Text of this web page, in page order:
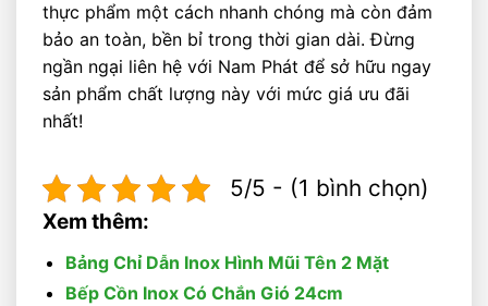
thực phẩm một cách nhanh chóng mà còn đảm
bảo an toàn, bền bỉ trong thời gian dài. Đừng
ngần ngại liên hệ với Nam Phát để sở hữu ngay
sản phẩm chất lượng này với mức giá ưu đãi
nhất!
5/5 - (1 bình chọn)
Xem thêm:
Bảng Chỉ Dẫn Inox Hình Mũi Tên 2 Mặt
Bếp Cồn Inox Có Chắn Gió 24cm